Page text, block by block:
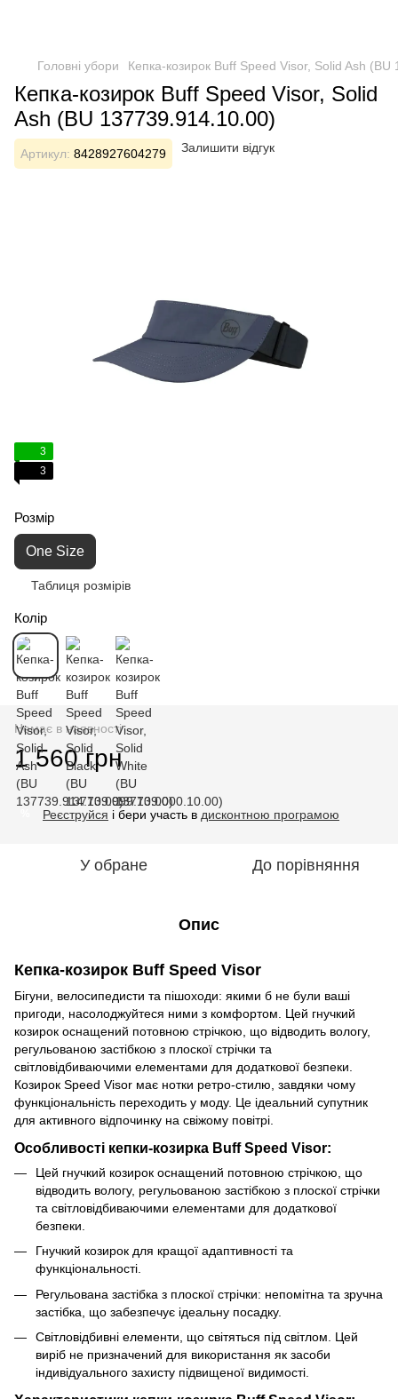
Головні убори Кепка-козирок Buff Speed Visor, Solid Ash
Кепка-козирок Buff Speed Visor, Solid
Ash (BU 137739.914.10.00)
Артикул: 8428927604279 Залишити відгук
3
3
Розмір
One Size
Таблиця розмірів
Колір
Немає в наявності
1 560 грн
Реєструйся і бери участь в дисконтною програмою
У обране До порівняння
Опис
Кепка-козирок Buff Speed Visor
Бігуни, велосипедисти та пішоходи: якими б не були ваші
пригоди, насолоджуйтеся ними з комфортом. Цей гнучкий
козирок оснащений потовною стрічкою, що відводить вологу,
регульованою застібкою з плоскої стрічки та
світловідбиваючими елементами для додаткової безпеки.
Козирок Speed Visor має нотки ретро-стилю, завдяки чому
функціональність переходить у моду. Це ідеальний супутник
для активного відпочинку на свіжому повітрі.
Особливості кепки-козирка Buff Speed Visor:
Цей гнучкий козирок оснащений потовною стрічкою, що
відводить вологу, регульованою застібкою з плоскої стрічки
та світловідбиваючими елементами для додаткової
безпеки.
Гнучкий козирок для кращої адаптивності та
функціональності.
Регульована застібка з плоскої стрічки: непомітна та зручна
застібка, що забезпечує ідеальну посадку.
Світловідбивні елементи, що світяться під світлом. Цей
виріб не призначений для використання як засоби
індивідуального захисту підвищеної видимості.